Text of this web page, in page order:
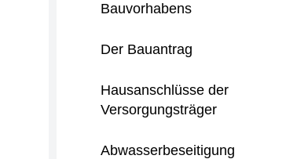
Bauvorhabens
Der Bauantrag
Hausanschlüsse der
Versorgungsträger
Abwasserbeseitigung